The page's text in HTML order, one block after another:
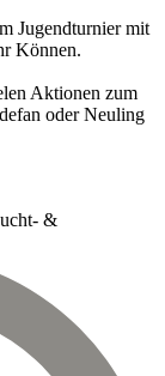
Jugendturnier mit
Können.
Aktionen zum
oder Neuling
&